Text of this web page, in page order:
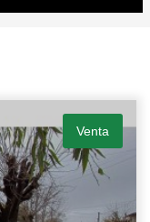
Venta